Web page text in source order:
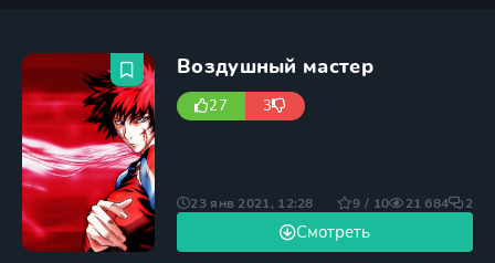
Воздушный мастер
27 3
Смотреть
23 янв 2021, 12:28 9 / 10 21 684 2